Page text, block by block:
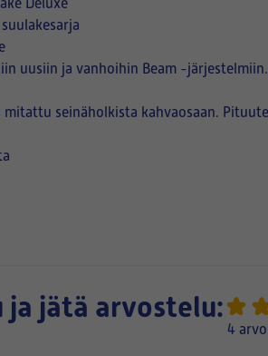
uusiin ja vanhoihin Beam -järjestelmiin.
mitattu seinäholkista kahvaosaan.
ja jätä arvostelu:
4